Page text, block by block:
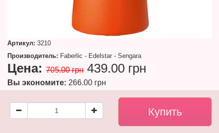
Артикул: 3210
Производитель: Faberlic - Edelstar - Sengara
Цена: 705.00 грн 439.00 грн
Вы экономите: 266.00 грн